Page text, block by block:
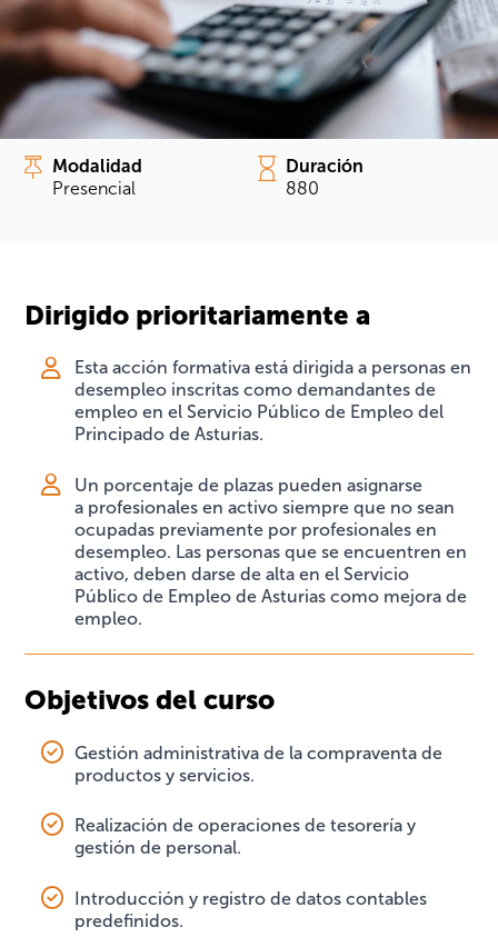
Modalidad
Presencial
Duración
880
Dirigido prioritariamente a
Esta acción formativa está dirigida a personas en
desempleo inscritas como demandantes de
empleo en el Servicio Público de Empleo del
Principado de Asturias.
Un porcentaje de plazas pueden asignarse
a profesionales en activo siempre que no sean
ocupadas previamente por profesionales en
desempleo. Las personas que se encuentren en
activo, deben darse de alta en el Servicio
Público de Empleo de Asturias como mejora de
empleo.
Objetivos del curso
Gestión administrativa de la compraventa de
productos y servicios.
Realización de operaciones de tesorería y
gestión de personal.
Introducción y registro de datos contables
predefinidos.